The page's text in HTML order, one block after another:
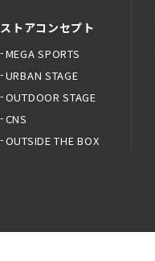
ストアコンセプト
MEGA SPORTS
URBAN STAGE
OUTDOOR STAGE
CNS
OUTSIDE THE BOX